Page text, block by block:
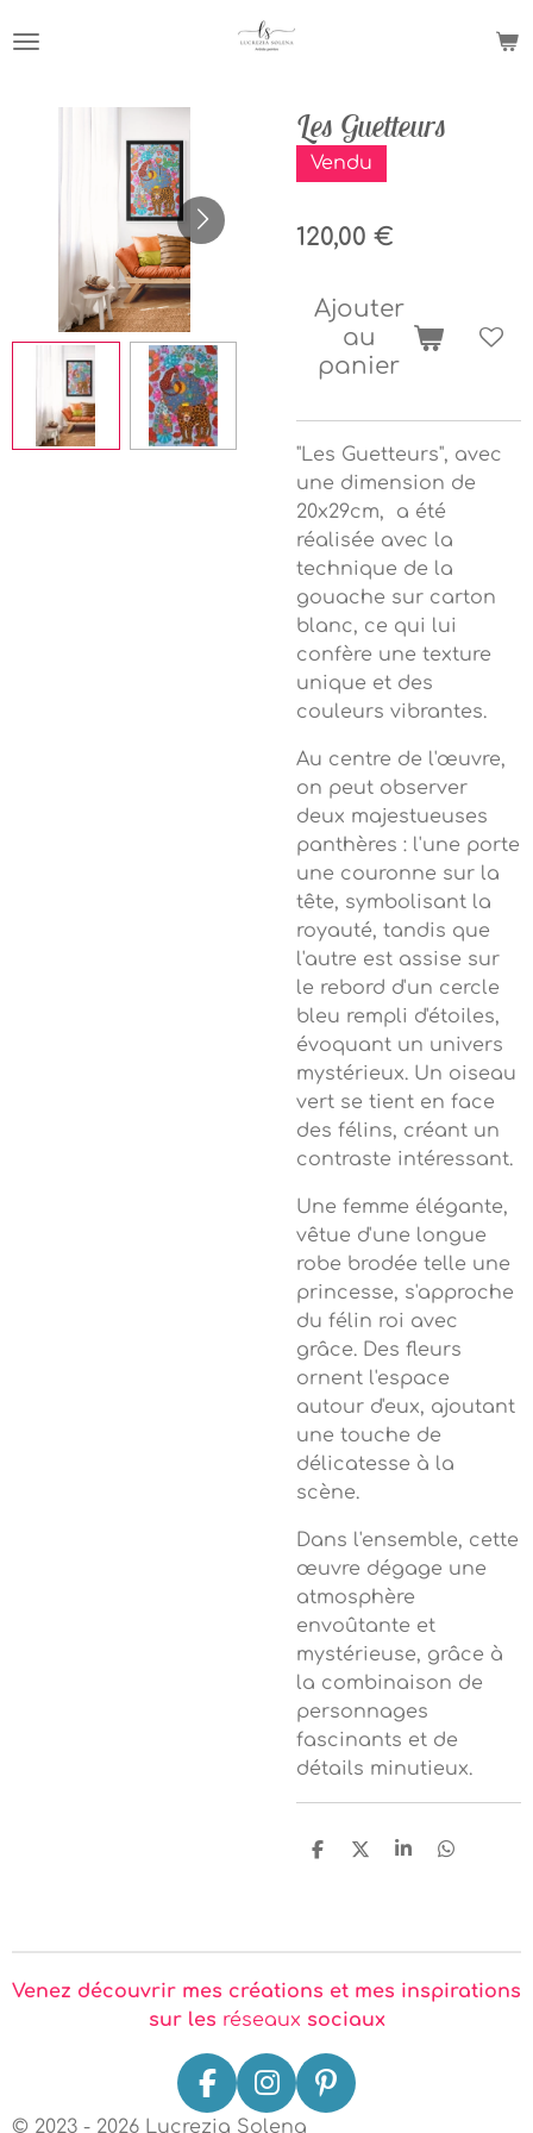
au
principal
Les Guetteurs
Vendu
120,00 €
Ajouter
au
panier
"Les Guetteurs", avec
une dimension de
20x29cm, a été
réalisée avec la
technique de la
gouache sur carton
blanc, ce qui lui
confère une texture
unique et des
couleurs vibrantes.
Au centre de l'œuvre,
on peut observer
deux majestueuses
panthères : l'une porte
une couronne sur la
tête, symbolisant la
royauté, tandis que
l'autre est assise sur
le rebord d'un cercle
bleu rempli d'étoiles,
évoquant un univers
mystérieux. Un oiseau
vert se tient en face
des félins, créant un
contraste intéressant.
Une femme élégante,
vêtue d'une longue
robe brodée telle une
princesse, s'approche
du félin roi avec
grâce. Des fleurs
ornent l'espace
autour d'eux, ajoutant
une touche de
délicatesse à la
scène.
Dans l'ensemble, cette
œuvre dégage une
atmosphère
envoûtante et
mystérieuse, grâce à
la combinaison de
personnages
fascinants et de
détails minutieux.
P
g
r
P
g
r
P
g
r
P
g
r
Venez découvrir mes créations et mes inspirations
sur les réseaux sociaux
F
a
I
n
P
© 2023 - 2026 Lucrezia Solena